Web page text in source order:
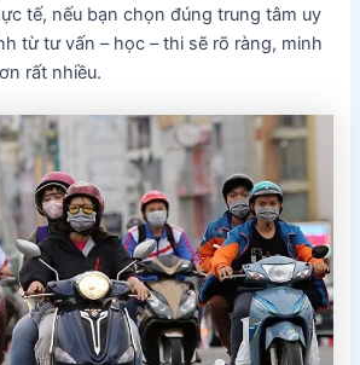
tế, nếu bạn chọn đúng trung tâm uy
từ tư vấn – học – thi sẽ rõ ràng, minh
rất nhiều.